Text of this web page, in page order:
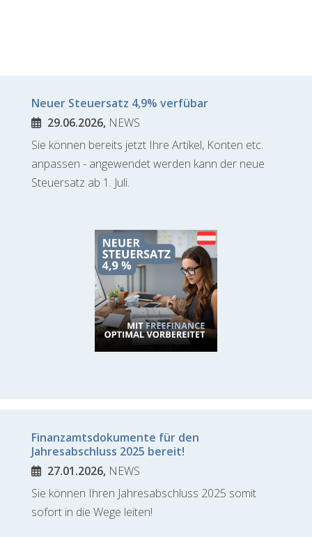
Neuer Steuersatz 4,9% verfübar
29.06.2026, NEWS
Sie können bereits jetzt Ihre Artikel, Konten etc.
anpassen - angewendet werden kann der neue
Steuersatz ab 1. Juli.
Finanzamtsdokumente für den
Jahresabschluss 2025 bereit!
27.01.2026, NEWS
Sie können Ihren Jahresabschluss 2025 somit
sofort in die Wege leiten!